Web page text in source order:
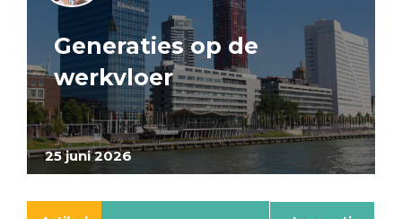
25 juni 2026
Generaties op de
werkvloer